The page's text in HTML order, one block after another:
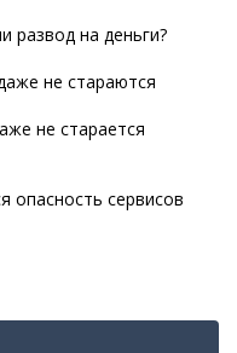
развод на деньги?
не стараются
не старается
опасность сервисов